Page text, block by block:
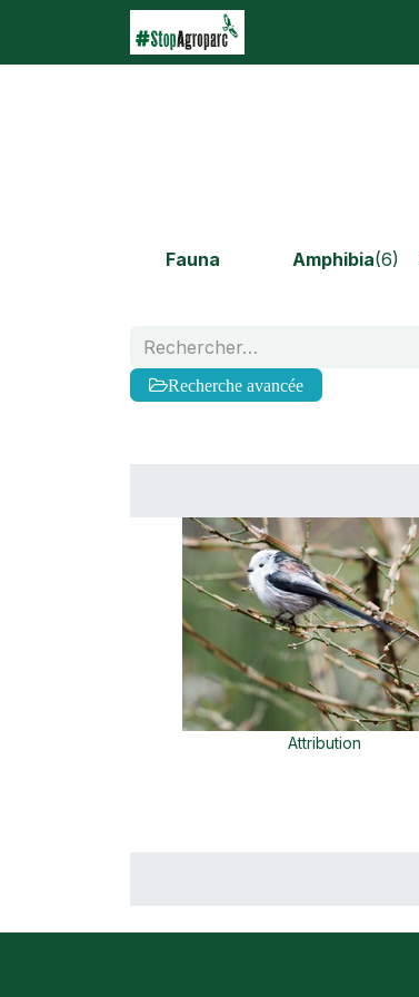
Se rendre au contenu
Fauna Amphibia(6)
Recherche avancée
Attribution